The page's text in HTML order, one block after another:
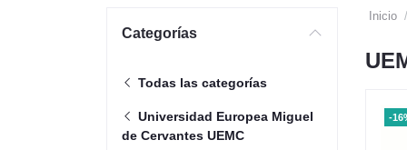
Categorías
Todas las categorías
Universidad Europea Miguel
de Cervantes UEMC
Inicio
-